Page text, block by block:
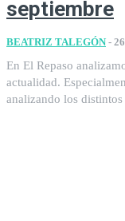
septiembre
BEATRIZ TALEGÓN -
En El Repaso
actualidad. Especialmente ponemos el foco en la información plural,
analizando los